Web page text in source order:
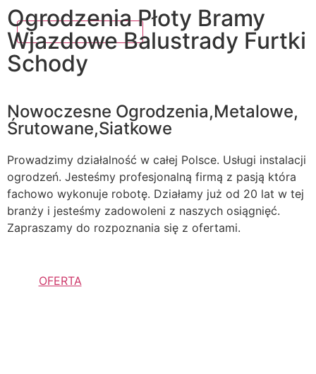
Ogrodzenia Płoty Bramy
Wjazdowe Balustrady Furtki
Schody
Nowoczesne Ogrodzenia,Metalowe,
Śrutowane,Siatkowe
Prowadzimy działalność w całej Polsce. Usługi instalacji
ogrodzeń. Jesteśmy profesjonalną firmą z pasją która
fachowo wykonuje robotę. Działamy już od 20 lat w tej
branży i jesteśmy zadowoleni z naszych osiągnięć.
Zapraszamy do rozpoznania się z ofertami.
OFERTA